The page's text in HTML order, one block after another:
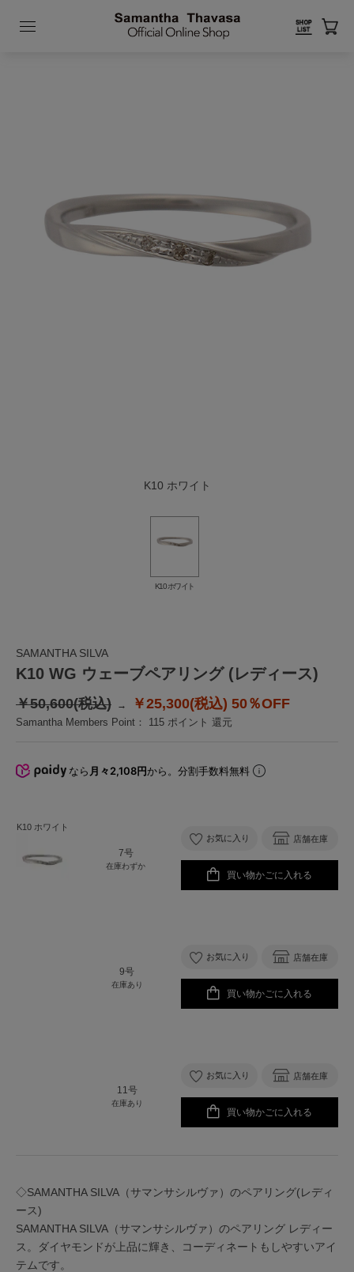
K10 ホワイト
K10 ホワイト
SAMANTHA SILVA
K10 WG ウェーブペアリング (レディース)
￥50,600(税込) ￥25,300(税込) 50％OFF
Samantha Members Point： 115 ポイント 還元
なら 月々2,108円から。分割手数料無料
K10 ホワイト
7号
在庫わずか
お気に入り 店舗在庫
買い物かごに入れる
9号
在庫あり
お気に入り 店舗在庫
買い物かごに入れる
11号
在庫あり
お気に入り 店舗在庫
買い物かごに入れる
◇SAMANTHA SILVA（サマンサシルヴァ）のペアリング(レディ
ース)
SAMANTHA SILVA（サマンサシルヴァ）のペアリング レディー
ス。ダイヤモンドが上品に輝き、コーディネートもしやすいアイ
テムです。